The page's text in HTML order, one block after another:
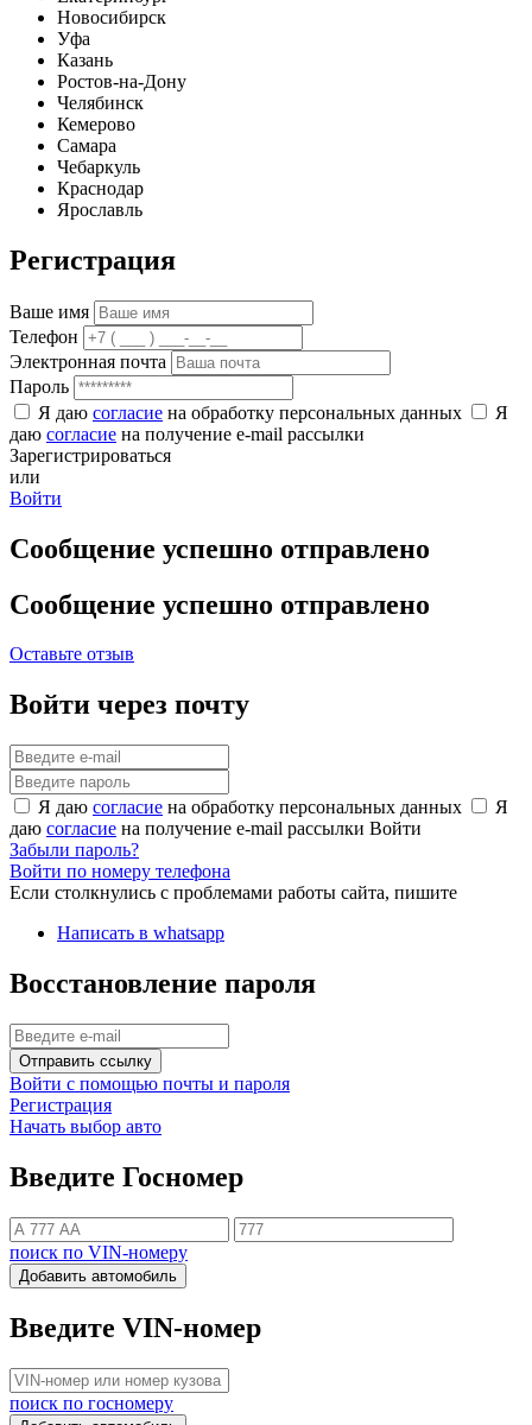
Новосибирск
Уфа
Казань
Ростов-на-Дону
Челябинск
Кемерово
Самара
Чебаркуль
Краснодар
Ярославль
Регистрация
Ваше имя
Телефон
Электронная почта
Пароль
Я даю согласие на обработку персональных данных
Я
даю согласие на получение e-mail рассылки
Зарегистрироваться
или
Войти
Сообщение успешно отправлено
Сообщение успешно отправлено
Оставьте отзыв
Войти через почту
Я даю согласие на обработку персональных данных
Я
даю согласие на получение e-mail рассылки Войти
Забыли пароль?
Войти по номеру телефона
Если столкнулись с проблемами работы сайта, пишите
Написать в whatsapp
Восстановление пароля
Отправить ссылку
Войти с помощью почты и пароля
Регистрация
Начать выбор авто
Введите Госномер
поиск по VIN-номеру
Добавить автомобиль
Введите VIN-номер
поиск по госномеру